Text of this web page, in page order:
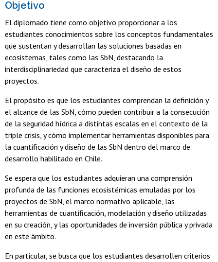
Objetivo
El diplomado tiene como objetivo proporcionar a los
estudiantes conocimientos sobre los conceptos fundamentales
que sustentan y desarrollan las soluciones basadas en
ecosistemas, tales como las SbN, destacando la
interdisciplinariedad que caracteriza el diseño de estos
proyectos.
El propósito es que los estudiantes comprendan la definición y
el alcance de las SbN, cómo pueden contribuir a la consecución
de la seguridad hídrica a distintas escalas en el contexto de la
triple crisis, y cómo implementar herramientas disponibles para
la cuantificación y diseño de las SbN dentro del marco de
desarrollo habilitado en Chile.
Se espera que los estudiantes adquieran una comprensión
profunda de las funciones ecosistémicas emuladas por los
proyectos de SbN, el marco normativo aplicable, las
herramientas de cuantificación, modelación y diseño utilizadas
en su creación, y las oportunidades de inversión pública y privada
en este ámbito.
En particular, se busca que los estudiantes desarrollen criterios